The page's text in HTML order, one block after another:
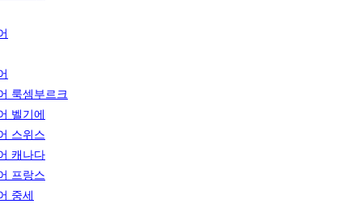
룩셈부르크
벨기에
스위스
캐나다
프랑스
중세